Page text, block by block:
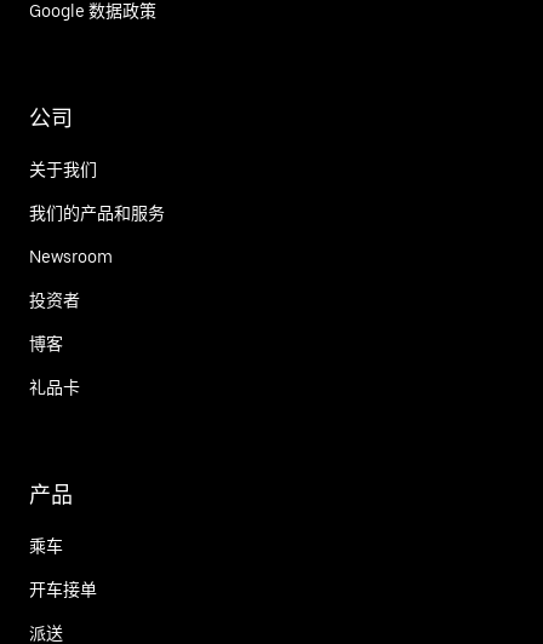
Google 数据政策
公司
关于我们
我们的产品和服务
Newsroom
投资者
博客
礼品卡
产品
乘车
开车接单
派送